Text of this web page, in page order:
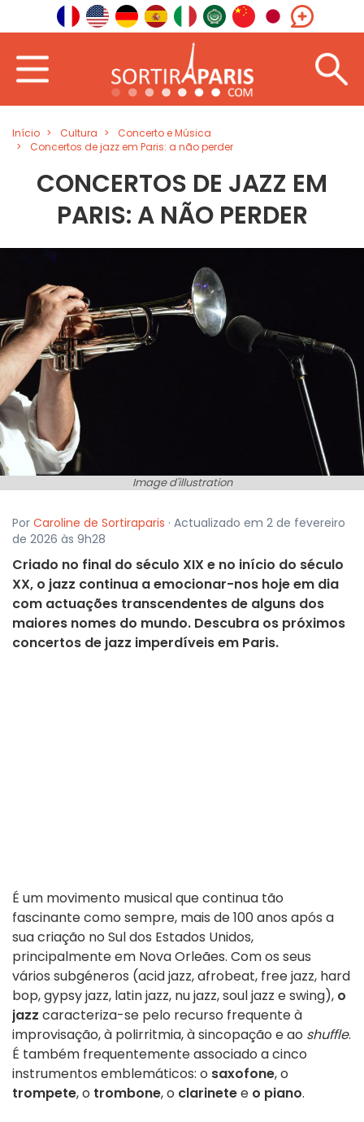
Início Cultura
Concerto e Música
Concertos de jazz em Paris: a não perder
CONCERTOS DE JAZZ EM
PARIS: A NÃO PERDER
Image d'illustration
Por Caroline de Sortiraparis · Actualizado em 2 de fevereiro
de 2026 às 9h28
Criado no final do século XIX e no início do século
XX, o jazz continua a emocionar-nos hoje em dia
com actuações transcendentes de alguns dos
maiores nomes do mundo. Descubra os próximos
concertos de jazz imperdíveis em Paris.
É um movimento musical que continua tão
fascinante como sempre, mais de 100 anos após a
sua criação no Sul dos Estados Unidos,
principalmente em Nova Orleães. Com os seus
vários subgéneros (acid jazz, afrobeat, free jazz, hard
bop, gypsy jazz, latin jazz, nu jazz, soul jazz e swing), o
jazz caracteriza-se pelo recurso frequente à
improvisação, à polirritmia, à sincopação e ao shuffle.
É também frequentemente associado a cinco
instrumentos emblemáticos: o saxofone, o
trompete, o trombone, o clarinetee o piano.